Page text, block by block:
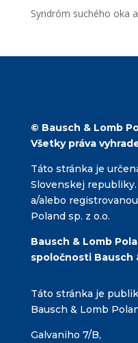
Syndróm suchého oka
Najnovšie
© Bausch & Lomb
Všetky práva
Táto stránka je
Slovenskej
a/alebo
Poland sp. z o.o.
Bausch & Lomb
spoločnosti Bausch
Táto stránka je
Bausch & Lomb
Galvaniho 7/B,